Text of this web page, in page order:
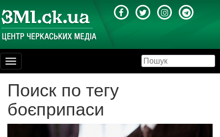
Toggle
navigation
Поиск по тегу
боєприпаси